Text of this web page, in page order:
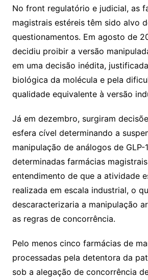
No front regulatório e judicial, as
magistrais estéreis têm sido alvo
questionamentos. Em agosto de
decidiu proibir a versão
em uma decisão inédita,
biológica da molécula e pela
qualidade equivalente à versão
Já em dezembro, surgiram
esfera cível determinando a
manipulação de análogos de GLP-
determinadas farmácias
entendimento de que a atividade
realizada em escala industrial, o
descaracterizaria a manipulação
as regras de concorrência.
Pelo menos cinco farmácias de
processadas pela detentora da
sob a alegação de concorrência